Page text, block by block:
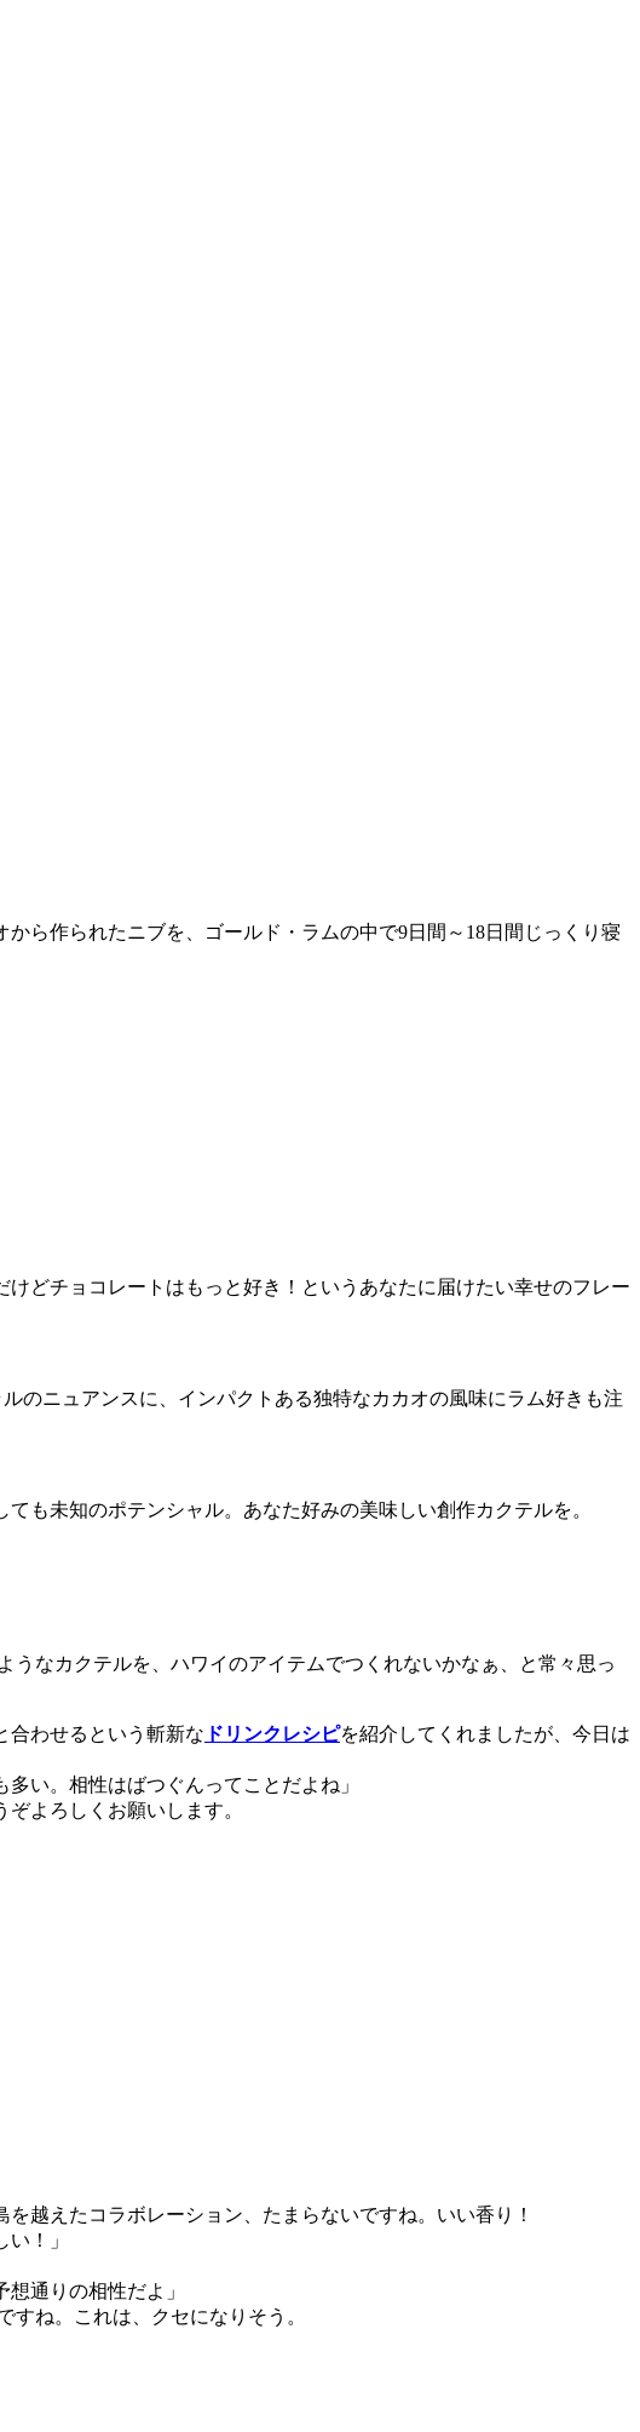
ら作られたニブを、ゴールド・ラムの中で9日間～18日間じっくり寝
どチョコレートはもっと好き！というあなたに届けたい幸せのフレー
のニュアンスに、インパクトある独特なカカオの風味にラム好きも注
も未知のポテンシャル。あなた好みの美味しい創作カクテルを。
うなカクテルを、ハワイのアイテムでつくれないかなぁ、と常々思っ
合わせるという斬新な ドリンクレシピを紹介してくれましたが、今日は
い。相性はばつぐんってことだよね」
よろしくお願いします。
を越えたコラボレーション、たまらないですね。いい香り！
！」
通りの相性だよ」
ね。これは、クセになりそう。